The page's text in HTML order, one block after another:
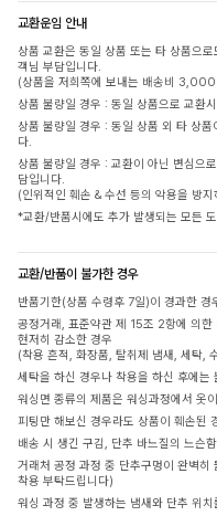
교환운임 안내
상품 교환은 동일 상품 또는 타 상품으
객님 부담입니다.
(상품을 저희쪽에 보내는 배송비
상품 불량일 경우 : 동일 상품으로 교환
상품 불량일 경우 : 동일 상품 외 타 상
다.
상품 불량일 경우 : 교환이 아닌 변심으
담입니다.
(인위적인 훼손 & 수선 등의 악용을 방
*교환/반품시에도 추가 발생되는 모든
교환/반품이 불가한 경우
반품기한(상품 수령후 7일)이 경과한 경
공정거래, 표준약관 제 15조 2항에 의
현저히 감소한 경우
(착용 흔적, 화장품, 탈취제 냄새, 세탁,
세탁을 하신 경우나 착용을 하신 후에는
워싱면 종류의 제품은 워싱과정에서 옷
피팅만 해보신 경우라도 상품이 훼손된
배송 시 생긴 구김, 단추 바느질의 느슨
거래처 공정 과정 중 단추구멍이 완벽히
착용 부탁드립니다)
워싱 과정 중 발생하는 냄새와 단추 위